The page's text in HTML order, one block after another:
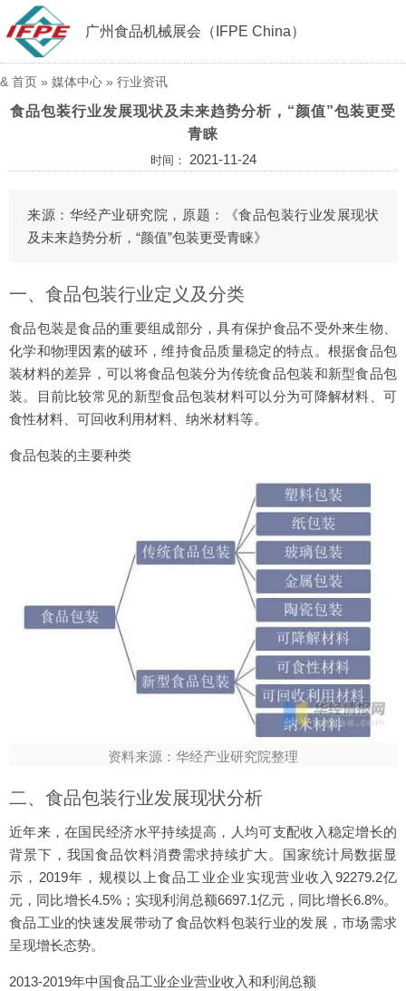
广州食品机械展会（IFPE China）
& 首页 » 媒体中心 » 行业资讯
食品包装行业发展现状及未来趋势分析，“颜值”包装更受
青睐
时间： 2021-11-24
来源：华经产业研究院，原题：《食品包装行业发展现状
及未来趋势分析，“颜值”包装更受青睐》
一、食品包装行业定义及分类
食品包装是食品的重要组成部分，具有保护食品不受外来生物、
化学和物理因素的破环，维持食品质量稳定的特点。根据食品包
装材料的差异，可以将食品包装分为传统食品包装和新型食品包
装。目前比较常见的新型食品包装材料可以分为可降解材料、可
食性材料、可回收利用材料、纳米材料等。
食品包装的主要种类
资料来源：华经产业研究院整理
二、食品包装行业发展现状分析
近年来，在国民经济水平持续提高，人均可支配收入稳定增长的
背景下，我国食品饮料消费需求持续扩大。国家统计局数据显
示，2019年，规模以上食品工业企业实现营业收入92279.2亿
元，同比增长4.5%；实现利润总额6697.1亿元，同比增长6.8%。
食品工业的快速发展带动了食品饮料包装行业的发展，市场需求
呈现增长态势。
2013-2019年中国食品工业企业营业收入和利润总额